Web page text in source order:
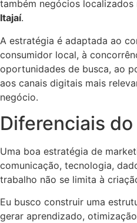
também negócios localizados
Itajaí.
A estratégia é adaptada ao
consumidor local, à
oportunidades de busca, ao
aos canais digitais mais
negócio.
Diferenciais
Uma boa estratégia de
comunicação, tecnologia,
trabalho não se limita à
Eu busco construir uma
gerar aprendizado,